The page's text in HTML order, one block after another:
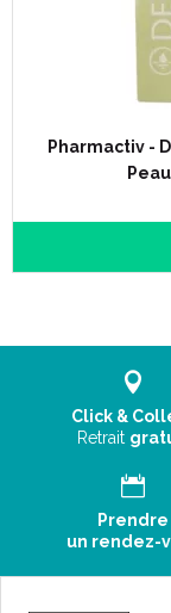
Pharmactiv -
Click &
Retrait
Prendre
un rendez-